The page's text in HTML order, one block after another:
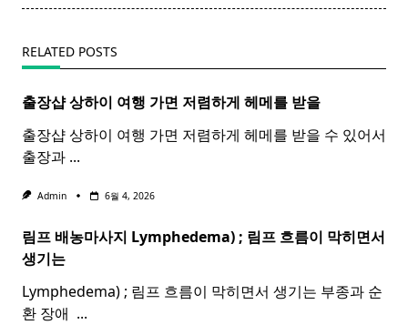
text">Page</span>
RELATED POSTS
출장샵 상하이 여행 가면 저렴하게 헤메를 받을
출장샵 상하이 여행 가면 저렴하게 헤메를 받을 수 있어서
출장과 ...
Admin 6월 4, 2026
림프 배농마사지 Lymphedema) ; 림프 흐름이 막히면서
생기는
Lymphedema) ; 림프 흐름이 막히면서 생기는 부종과 순
환 장애 ​ ...